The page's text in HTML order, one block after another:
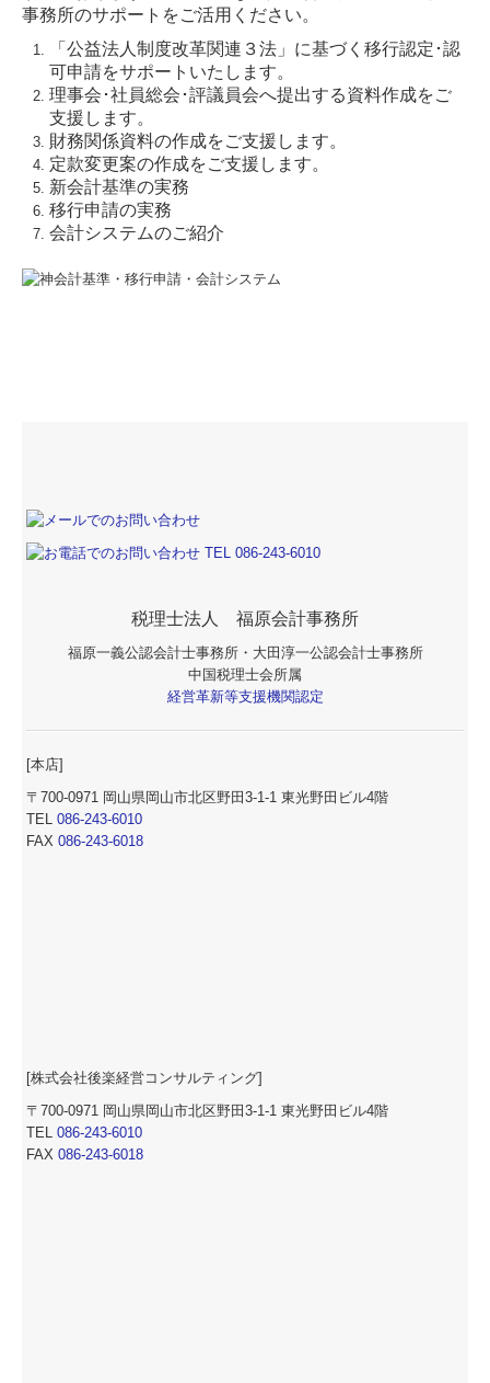
事務所のサポートをご活用ください。
「公益法人制度改革関連３法」に基づく移行認定･認
可申請をサポートいたします。
理事会･社員総会･評議員会へ提出する資料作成をご
支援します。
財務関係資料の作成をご支援します。
定款変更案の作成をご支援します。
新会計基準の実務
移行申請の実務
会計システムのご紹介
税理士法人 福原会計事務所
福原一義公認会計士事務所・大田淳一公認会計士事務所
中国税理士会所属
経営革新等支援機関認定
[本店]
〒700-0971 岡山県岡山市北区野田3-1-1 東光野田ビル4階
TEL086-243-6010
FAX086-243-6018
[株式会社後楽経営コンサルティング]
〒700-0971 岡山県岡山市北区野田3-1-1 東光野田ビル4階
TEL086-243-6010
FAX086-243-6018